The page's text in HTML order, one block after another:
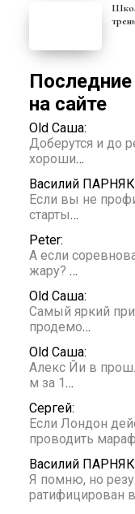
Школа бега СкиРан: план марафонской
Последние Комментарии
на сайте
Old Саша:
Доберутся и до
хороши…
Василий
Если вы не
старты…
Peter:
А если
жару? …
Old Саша:
Самый яркий
продемо…
Old Саша:
Алекс Йи в
м за 1 …
Сергей:
Если Лондон
проводить мараф
Василий
Я помню, но
ратифицирован в